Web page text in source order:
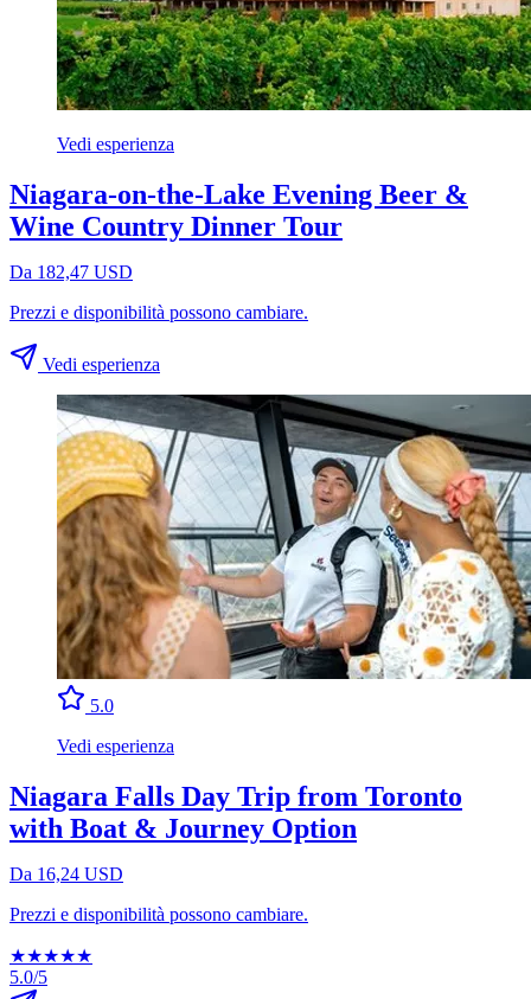
Vedi esperienza
Niagara-on-the-Lake Evening Beer &
Wine Country Dinner Tour
Da 182,47 USD
Prezzi e disponibilità possono cambiare.
Vedi esperienza
5.0
Vedi esperienza
Niagara Falls Day Trip from Toronto
with Boat & Journey Option
Da 16,24 USD
Prezzi e disponibilità possono cambiare.
★★★★★
5.0/5